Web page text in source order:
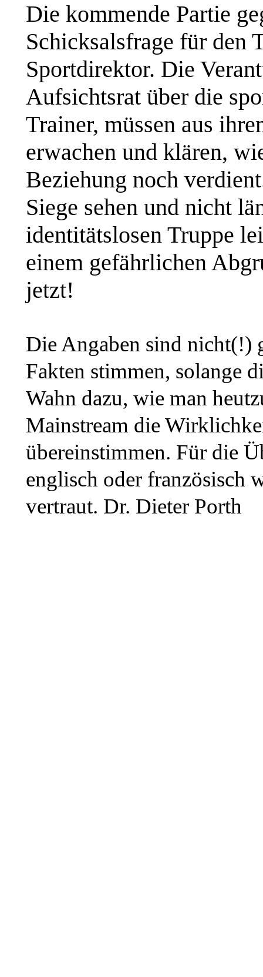
Die kommende Partie
Schicksalsfrage für den
Sportdirektor. Die
Aufsichtsrat über die
Trainer, müssen aus
erwachen und klären,
Beziehung noch
Siege sehen und nicht
identitätslosen Truppe
einem gefährlichen
jetzt!
Die Angaben sind nicht(!)
Fakten stimmen, solange
Wahn dazu, wie man
Mainstream die
übereinstimmen. Für die
englisch oder französisch
vertraut. Dr. Dieter Porth